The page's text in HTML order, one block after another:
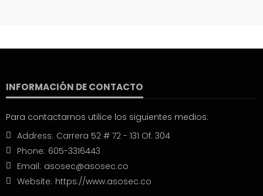
INFORMACIÓN DE CONTACTO
Para contactarnos utilice los siguientes medios:
Address: Carrera 52 # 72 - 131 Of. 304
Phone: 605-3316443
Email: asosec@asosec.co
Website: https://www.asosec.co